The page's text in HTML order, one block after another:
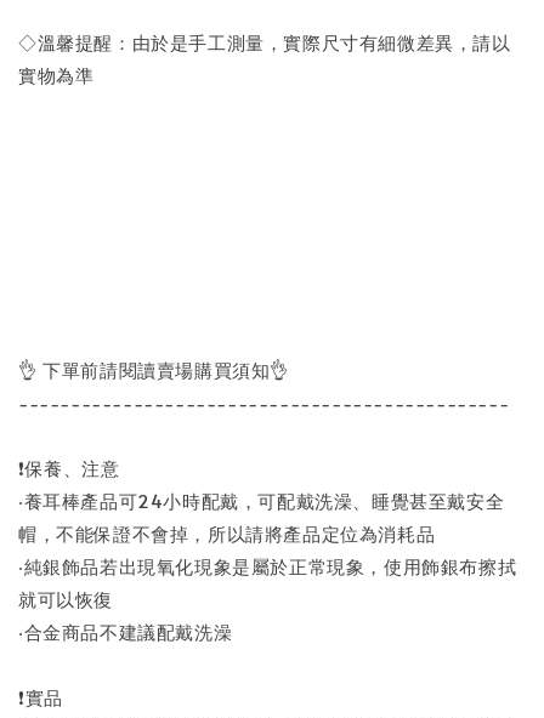
◇溫馨提醒：由於是手工測量，實際尺寸有細微差異，請以
實物為準
👌 下單前請閱讀賣場購買須知👌
-----------------------------------------------
❗保養、注意
‧養耳棒產品可24小時配戴，可配戴洗澡、睡覺甚至戴安全
帽，不能保證不會掉，所以請將產品定位為消耗品
‧純銀飾品若出現氧化現象是屬於正常現象，使用飾銀布擦拭
就可以恢復
‧合金商品不建議配戴洗澡
❗實品